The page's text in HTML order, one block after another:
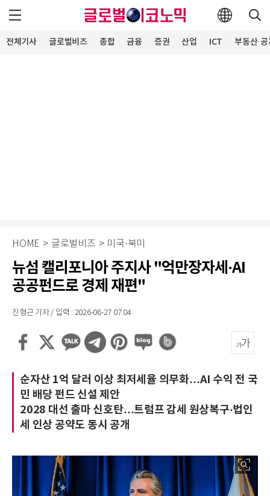
전체기사 글로벌비즈 종합 금융 증권 산업 ICT 부동산·
HOME > 글로벌비즈 > 미국·북미
뉴섬 캘리포니아 주지사 "억만장자세·AI
공공펀드로 경제 재편"
진형근 기자 / 입력 : 2026-06-27 07:04
순자산 1억 달러 이상 최저세율 의무화…AI 수익 전 국
민 배당 펀드 신설 제안
2028 대선 출마 신호탄…트럼프 감세 원상복구·법인
세 인상 공약도 동시 공개